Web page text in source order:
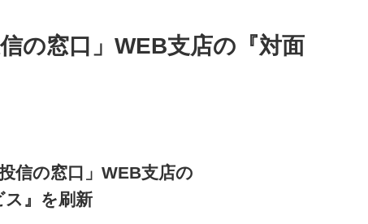
の窓口」WEB支店の『対面
信の窓口」WEB支店の
ス』を刷新